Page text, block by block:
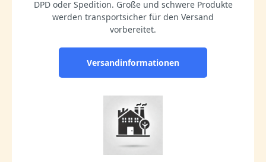
DPD oder Spedition. Große und schwere Produkte
werden transportsicher für den Versand
vorbereitet.
Versandinformationen